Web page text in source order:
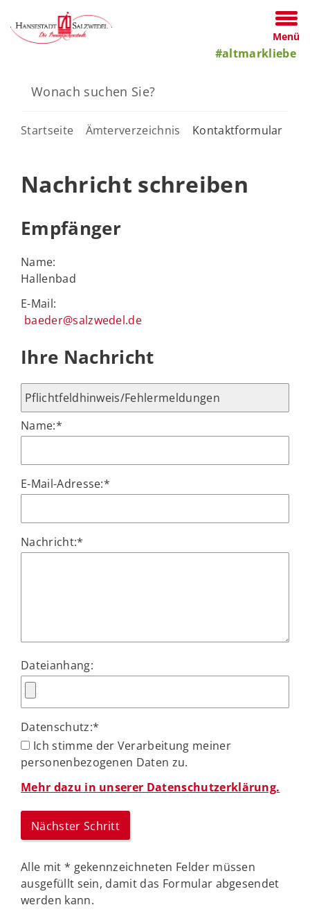
Menü
#altmarkliebe
Startseite Ämterverzeichnis Kontaktformular
Nachricht schreiben
Empfänger
Name:
Hallenbad
E-Mail:
baeder@salzwedel.de
Ihre Nachricht
Name:*
E-Mail-Adresse:*
Nachricht:*
Dateianhang:
Datenschutz:*
Ich stimme der Verarbeitung meiner
personenbezogenen Daten zu.
Mehr dazu in unserer Datenschutzerklärung.
Alle mit * gekennzeichneten Felder müssen
ausgefüllt sein, damit das Formular abgesendet
werden kann.